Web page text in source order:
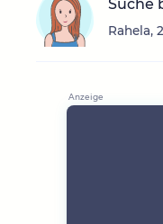
Suche
Rahela,